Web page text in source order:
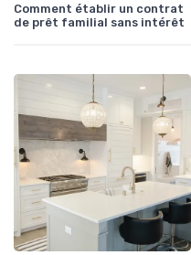
Comment établir un contrat
de prêt familial sans intérêt